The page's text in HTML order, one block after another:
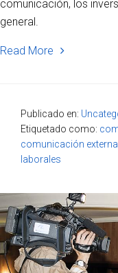
comunicación, los
general.
Read More
Publicado en:
Etiquetado como:
comunicación externa
laborales